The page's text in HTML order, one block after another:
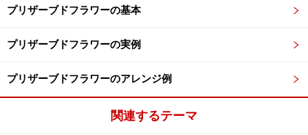
プリザーブドフラワーの基本
プリザーブドフラワーの実例
プリザーブドフラワーのアレンジ例
関連するテーマ